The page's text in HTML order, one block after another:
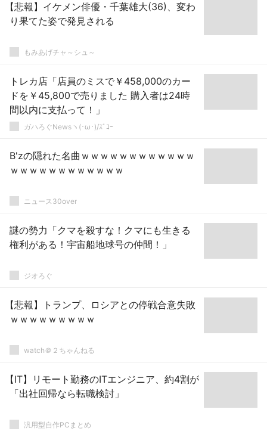
【悲報】イケメン俳優・千葉雄大(36)、変わ
り果てた姿で発見される
もみあげチャ～シュ～
トレカ店「店員のミスで￥458,000のカー
ドを￥45,800で売りました 購入者は24時
間以内に支払って！」
ガハろぐNewsヽ(･ω･)/ｽﾞｺｰ
B'zの隠れた名曲ｗｗｗｗｗｗｗｗｗｗｗｗ
ｗｗｗｗｗｗｗｗｗｗｗｗ
ニュース30over
謎の勢力「クマを殺すな！クマにも生きる
権利がある！宇宙船地球号の仲間！」
ジオろぐ
【悲報】トランプ、ロシアとの停戦合意失敗
ｗｗｗｗｗｗｗｗｗ
watch＠２ちゃんねる
【IT】リモート勤務のITエンジニア、約4割が
「出社回帰なら転職検討」
汎用型自作PCまとめ